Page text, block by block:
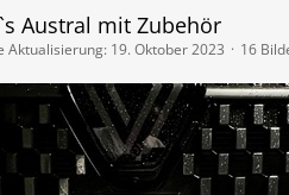
Austral mit Zubehör
Aktualisierung: 19. Oktober 2023 16